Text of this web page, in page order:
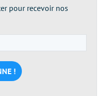
pour recevoir nos